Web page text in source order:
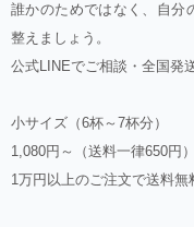
誰かのためではなく、自分
整えましょう。
公式LINEでご相談・全国発
小サイズ（6杯～7杯分）
1,080円～（送料一律650円）
1万円以上のご注文で送料無